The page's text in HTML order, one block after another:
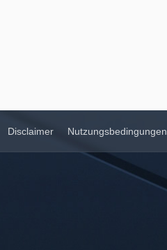
Disclaimer Nutzungsbedingungen